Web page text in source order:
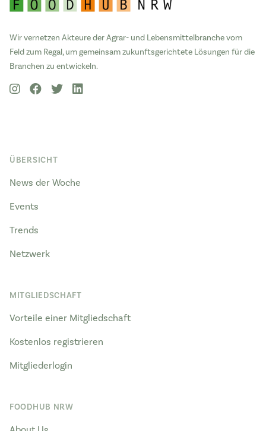
Wir vernetzen Akteure der Agrar- und Lebensmittelbranche vom
Feld zum Regal, um gemeinsam zukunftsgerichtete Lösungen für die
Branchen zu entwickeln.
ÜBERSICHT
News der Woche
Events
Trends
Netzwerk
MITGLIEDSCHAFT
Vorteile einer Mitgliedschaft
Kostenlos registrieren
Mitgliederlogin
FOODHUB NRW